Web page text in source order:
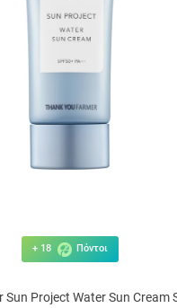
+ 18 Πόντοι
Sun Project Water Sun Cream